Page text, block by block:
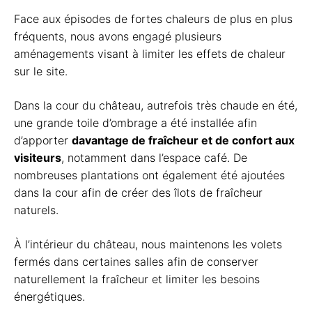
Face aux épisodes de fortes chaleurs de plus en plus
fréquents, nous avons engagé plusieurs
aménagements visant à limiter les effets de chaleur
sur le site.
Dans la cour du château, autrefois très chaude en été,
une grande toile d’ombrage a été installée afin
d’apporter davantage de fraîcheur et de confort aux
visiteurs, notamment dans l’espace café. De
nombreuses plantations ont également été ajoutées
dans la cour afin de créer des îlots de fraîcheur
naturels.
À l’intérieur du château, nous maintenons les volets
fermés dans certaines salles afin de conserver
naturellement la fraîcheur et limiter les besoins
énergétiques.